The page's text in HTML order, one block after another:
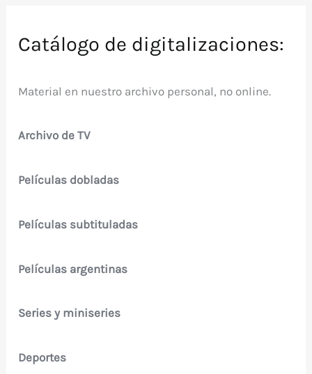
Catálogo de digitalizaciones:
Material en nuestro archivo personal, no online.
Archivo de TV
Películas dobladas
Películas subtituladas
Películas argentinas
Series y miniseries
Deportes